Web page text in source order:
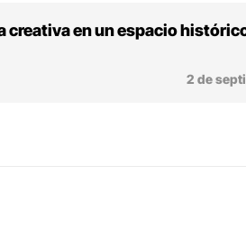
creativa en un espacio
2 de